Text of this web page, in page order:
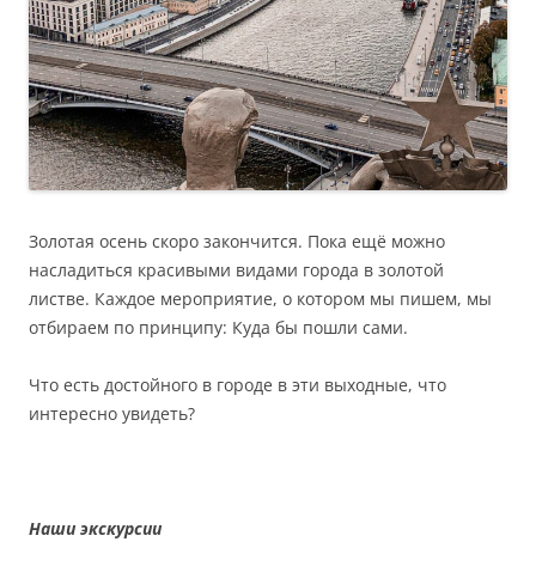
Золотая осень скоро закончится. Пока ещё можно
насладиться красивыми видами города в золотой
листве. Каждое мероприятие, о котором мы пишем, мы
отбираем по принципу: Куда бы пошли сами.
Что есть достойного в городе в эти выходные, что
интересно увидеть?
Наши экскурсии